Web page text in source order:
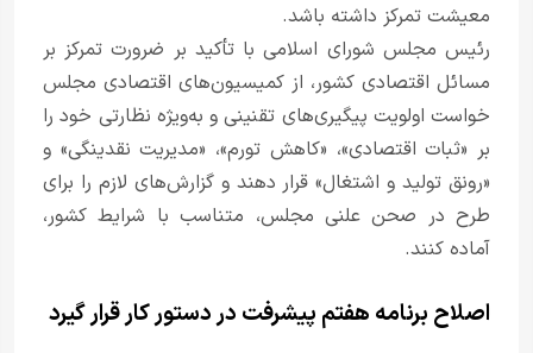
معیشت تمرکز داشته باشد.
رئیس مجلس شورای اسلامی با تأکید بر ضرورت تمرکز بر
مسائل اقتصادی کشور، از کمیسیون‌های اقتصادی مجلس
خواست اولویت پیگیری‌های تقنینی و به‌ویژه نظارتی خود را
بر «ثبات اقتصادی»، «کاهش تورم»، «مدیریت نقدینگی» و
«رونق تولید و اشتغال» قرار دهند و گزارش‌های لازم را برای
طرح در صحن علنی مجلس، متناسب با شرایط کشور،
آماده کنند.
اصلاح برنامه هفتم پیشرفت در دستور کار قرار گیرد